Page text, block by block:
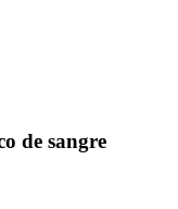
de sangre